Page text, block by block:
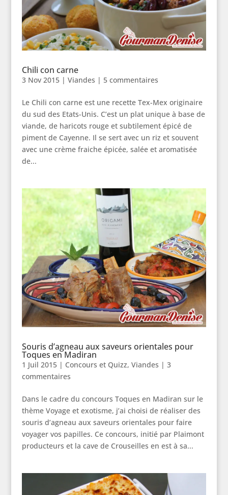
Chili con carne
3 Nov 2015| Viandes | 5 commentaires
Le Chili con carne est une recette Tex-Mex originaire
du sud des Etats-Unis. C’est un plat unique à base de
viande, de haricots rouge et subtilement épicé de
piment de Cayenne. Il se sert avec un riz et souvent
avec une crème fraiche épicée, salée et aromatisée
de...
Souris d’agneau aux saveurs orientales pour
Toques en Madiran
1 Juil 2015| Concours et Quizz, Viandes | 3
commentaires
Dans le cadre du concours Toques en Madiran sur le
thème Voyage et exotisme, j’ai choisi de réaliser des
souris d’agneau aux saveurs orientales pour faire
voyager vos papilles. Ce concours, initié par Plaimont
producteurs et la cave de Crouseilles en est à sa...